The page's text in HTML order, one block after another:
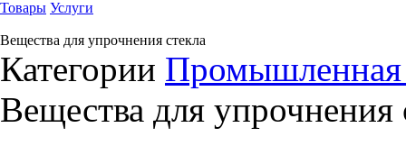
Товары Услуги
Вещества для упрочнения стекла
Категории
Вещества для упрочнения